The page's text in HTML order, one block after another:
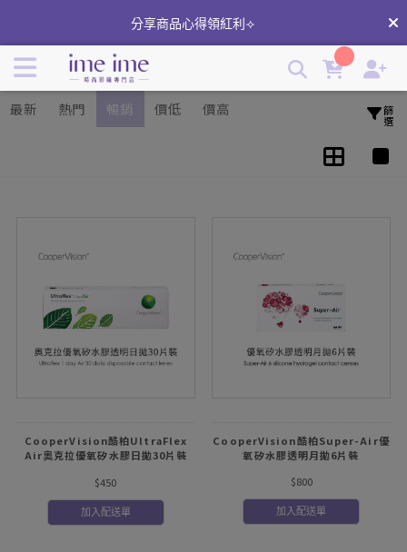
月拋 | imeime 隱形眼鏡美瞳店
分享商品心得領紅利⟢
最新 熱門 暢銷 價低 價高 篩選
CooperVision酷柏UltraFlex
Air奧克拉優氧矽水膠日拋30片裝
$450
加入配送單
CooperVision酷柏Super-Air優
氧矽水膠透明月拋6片裝
$800
加入配送單